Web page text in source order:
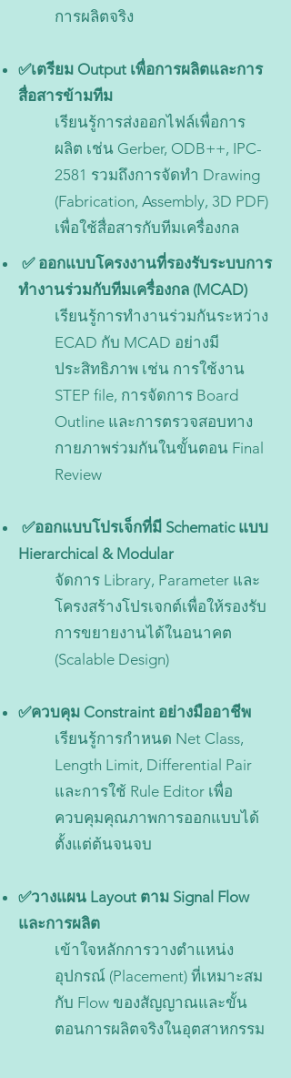
การผลิตจริง
✅เตรียม Output เพื่อการผลิตและการ
สื่อสารข้ามทีม
เรียนรู้การส่งออกไฟล์เพื่อการ
ผลิต เช่น Gerber, ODB++, IPC-
2581 รวมถึงการจัดทำ Drawing
(Fabrication, Assembly, 3D PDF)
เพื่อใช้สื่อสารกับทีมเครื่องกล
✅ ออกแบบโครงงานที่รองรับระบบการ
ทำงานร่วมกับทีมเครื่องกล (MCAD)
เรียนรู้การทำงานร่วมกันระหว่าง
ECAD กับ MCAD อย่างมี
ประสิทธิภาพ เช่น การใช้งาน
STEP file, การจัดการ Board
Outline และการตรวจสอบทาง
กายภาพร่วมกันในขั้นตอน Final
Review
✅ออกแบบโปรเจ็กที่มี Schematic แบบ
Hierarchical & Modular
จัดการ Library, Parameter และ
โครงสร้างโปรเจกต์เพื่อให้รองรับ
การขยายงานได้ในอนาคต
(Scalable Design)
✅ควบคุม Constraint อย่างมืออาชีพ
เรียนรู้การกำหนด Net Class,
Length Limit, Differential Pair
และการใช้ Rule Editor เพื่อ
ควบคุมคุณภาพการออกแบบได้
ตั้งแต่ต้นจนจบ
✅วางแผน Layout ตาม Signal Flow
และการผลิต
เข้าใจหลักการวางตำแหน่ง
อุปกรณ์ (Placement) ที่เหมาะสม
กับ Flow ของสัญญาณและขั้น
ตอนการผลิตจริงในอุตสาหกรรม